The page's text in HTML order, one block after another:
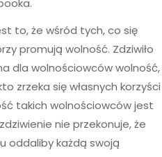
to, że wśród tych, co się
promują wolność. Zdziwiło
dla wolnościowców wolność,
zrzeka się własnych korzyści
takich wolnościowców jest
nie przekonuje, że
oddaliby każdą swoją